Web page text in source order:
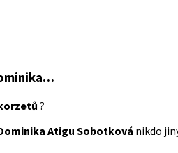
?
Atigu Sobotková nikdo